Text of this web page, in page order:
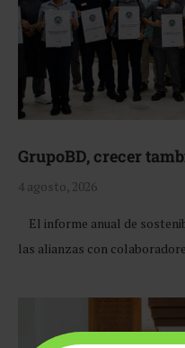
GrupoBD, crecer
4 agosto, 2026
El informe anual de
las alianzas con